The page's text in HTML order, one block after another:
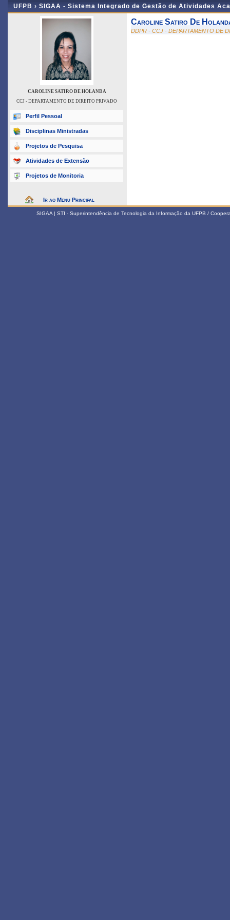
UFPB › SIGAA - Sistema Integrado de Gestão de Atividades
CAROLINE SATIRO DE HOLANDA
CCJ - DEPARTAMENTO DE DIREITO PRIVADO
Perfil Pessoal
Disciplinas Ministradas
Projetos de Pesquisa
Atividades de Extensão
Projetos de Monitoria
Ir ao Menu Principal
Caroline Satiro De
DDPR - CCJ - DEPARTAMENTO DE
SIGAA | STI - Superintendência de Tecnologia da Informação da UFPB /